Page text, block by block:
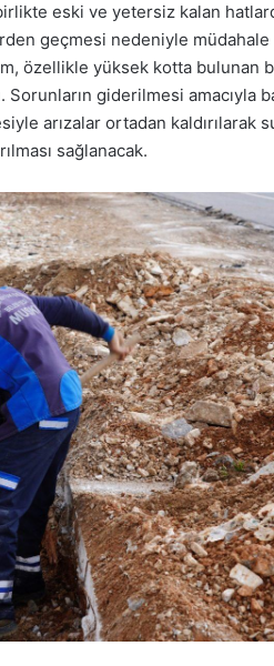
eski ve yetersiz kalan
geçmesi nedeniyle
özellikle yüksek kotta bulunan
Sorunların giderilmesi amacıyla
arızalar ortadan kaldırılarak
sağlanacak.